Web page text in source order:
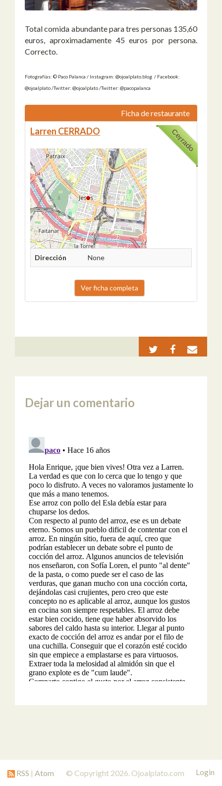
Total comida abundante para tres personas 135,60
euros, aproximadamente 45 euros por persona.
Correcto.
Fotografías: © Paco Palanca / Instagram: @ojoalplato.blog / Facebook:
@ojoalplato /Twitter: @ojoalplato /Twitter: @pacopalanca
Ficha de restaurante
Larren CERRADO Cerrado
Dirección None
Ver ficha completa
Dejar un comentario
RSS | Atom © Copyright 2026. Ojoalplato.com Login